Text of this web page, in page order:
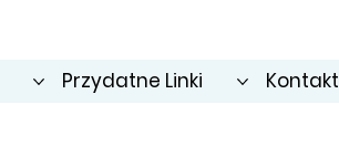
Przydatne Linki Kontakt